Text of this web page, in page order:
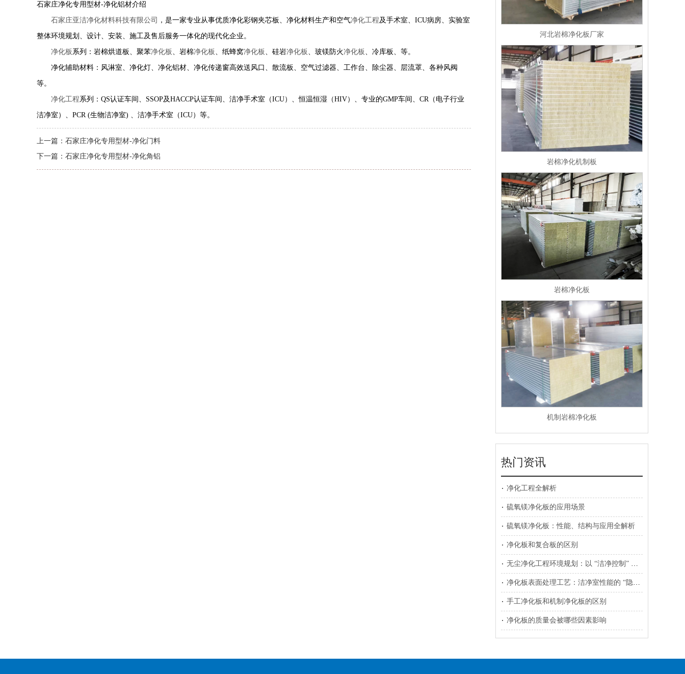
石家庄净化专用型材-净化铝材介绍
石家庄亚洁净化材料科技有限公司 ，是一家专业从事优质净化彩钢夹芯板、净化材料生产和空气净化工程及手术室、ICU病房、实验室
整体环境规划、设计、安装、施工及售后服务一体化的现代化企业。
净化板 系列：岩棉烘道板、聚苯净化板 、岩棉净化板 、纸蜂窝净化板 、硅岩净化板 、玻镁防火净化板 、冷库板、等。
净化辅助材料：风淋室、净化灯、净化铝材、净化传递窗高效送风口、散流板、空气过滤器、工作台、除尘器、层流罩、各种风阀
等。
净化工程系列：QS认证车间、SSOP及HACCP认证车间、洁净手术室（ICU）、恒温恒湿（HIV）、专业的GMP车间、CR（电子行业
洁净室）、PCR (生物洁净室) 、洁净手术室（ICU）等。
上一篇： 石家庄净化专用型材-净化门料
下一篇： 石家庄净化专用型材-净化角铝
河北岩棉净化板厂家
岩棉净化机制板
岩棉净化板
机制岩棉净化板
热门资讯
净化工程全解析
硫氧镁净化板的应用场景
硫氧镁净化板：性能、结构与应用全解析
净化板和复合板的区别
无尘净化工程环境规划：以 “洁净控制” 为核心的系统性设计
净化板表面处理工艺：洁净室性能的 “隐形防线”
手工净化板和机制净化板的区别
净化板的质量会被哪些因素影响